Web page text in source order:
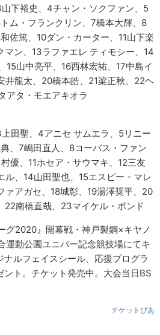
下裕史、4チャン・ソクファン、5
ム・フランクリン、7橋本大輝、8
佐篤、10ダン・カーター、11山下楽
マン、13ラファエレ ティモシー、14
15山中亮平、16西林宏祐、17中島イ
井龍太、20橋本皓、21梁正秋、22ヘ
アタ・モエアキオラ
田聖、4アニセ サムエラ、5リニー
、7嶋田直人、8コーバス・ファン
優、11ホセア・サウマキ、12三友
ル、14山田聖也、15エスピー・マレ
ァアガセ、18城彰、19湯澤奨平、20
22南橋直哉、23マイケル・ボンド
グ2020』開幕戦・神戸製鋼×キヤノ
運動公園ユニバー記念競技場にてキ
ナルフェイスシール、応援プログラ
ント。チケット発売中。大会当日BS
チケットぴあ